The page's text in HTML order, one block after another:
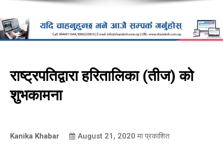
राष्ट्रपतिद्वारा हरितालिका (तीज) को
शुभकामना
Kanika Khabar August 21, 2020 मा प्रकाशित